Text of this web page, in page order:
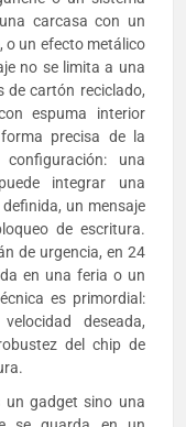
carcasa con un
o un efecto metálico
no se limita a una
de cartón reciclado,
espuma interior
precisa de la
una
integrar una
un mensaje
de escritura.
de urgencia, en 24
en una feria o un
es primordial:
deseada,
del chip de
un gadget sino una